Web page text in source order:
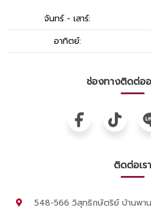
จันทร์ - เสาร์:
อาทิตย์:
ช่องทางติดต่อ
ติดต่อเรา
548-566 วิสุทธิกษัตริย์ บ้านพา